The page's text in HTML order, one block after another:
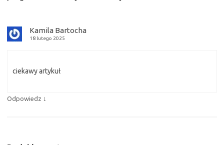
Kamila Bartocha
18 lutego 2025
ciekawy artykuł
Odpowiedz ↓